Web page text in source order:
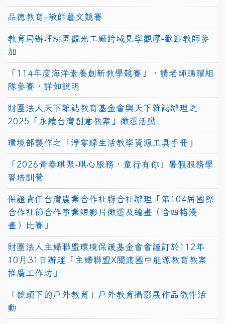
品德教育–敬師藝文競賽
教育局辦理桃園觀光工廠跨域見學觀摩-歡迎教師參
加
「114年度海洋素養創新教學競賽」，請老師踴躍組
隊參賽，詳如說明
財團法人天下雜誌教育基金會與天下雜誌辦理之
2025「永續台灣創意教案」徵選活動
環境部製作之「淨零綠生活教學資源工具手冊」
「2026青春琪聚-琪心服務，童行有你」暑假服務學
習培訓營
保證責任台灣農業合作社聯合社辦理「第104屆國際
合作社節合作事業短影片徵選及繪畫（含四格漫
畫）比賽」
財團法人主婦聯盟環境保護基金會會謹訂於112年
10月31日辦理「主婦聯盟X關渡國中能源教育教案
推廣工作坊」
「鏡頭下的戶外教育」戶外教育攝影展作品徵件活
動